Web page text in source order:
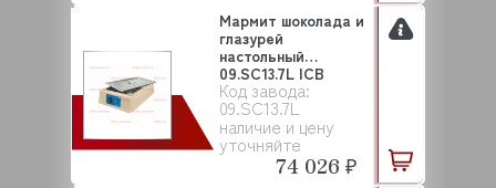
Код завода:
09.SC13.7L
наличие и цену
уточняйте
Мармит шоколада и
глазурей
настольный
09.SC13.7L ICB
TECNOLOGIE S...
74 026 ₽